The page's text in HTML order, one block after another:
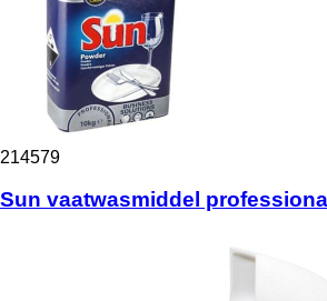
214579
Sun vaatwasmiddel